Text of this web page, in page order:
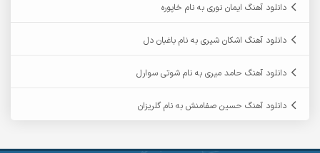
دانلود آهنگ ایمان نوری به نام خاپوره
دانلود آهنگ اشکان شیری به نام باغبان دل
دانلود آهنگ حامد میری به نام شوتی سوارل
دانلود آهنگ حسین صفامنش به نام گلریزان